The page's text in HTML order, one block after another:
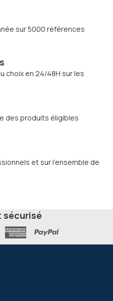
sur 5000 références
choix en 24/48H sur les
des produits éligibles
et sur l'ensemble de
sécurisé